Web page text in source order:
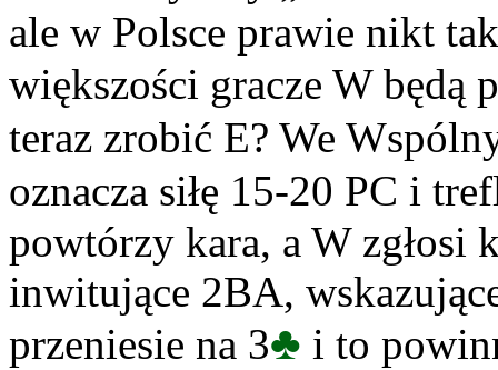
ale w Polsce prawie nikt
większości gracze W będą
teraz zrobić E? We
oznacza siłę 15-20 PC i
powtórzy kara, a W zgłosi
inwitujące 2BA,
przeniesie na 3♣ i to